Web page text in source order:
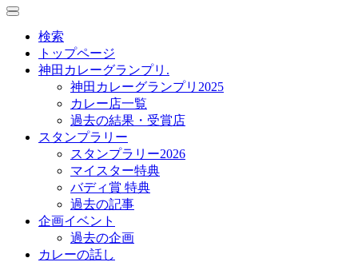
toggle
toggle
navigation
検索
トップページ
神田カレーグランプリ.
神田カレーグランプリ2025
カレー店一覧
過去の結果・受賞店
スタンプラリー
スタンプラリー2026
マイスター特典
バディ賞 特典
過去の記事
企画イベント
過去の企画
カレーの話し